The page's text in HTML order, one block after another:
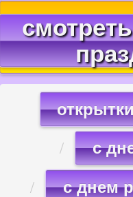
с
с днем